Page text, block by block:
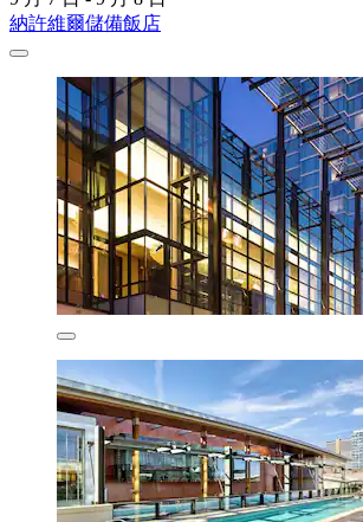
納許維爾儲備飯店